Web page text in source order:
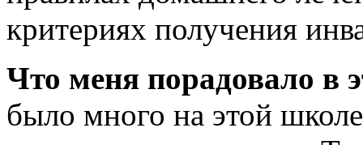
критериях получения
Что меня порадовало в
было много на этой